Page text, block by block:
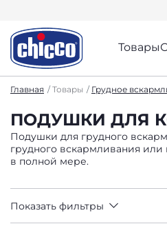
Товары
Главная Товары Грудное
ПОДУШКИ ДЛЯ
Подушки для грудного
грудного вскармливания
в полной мере.
Показать фильтры